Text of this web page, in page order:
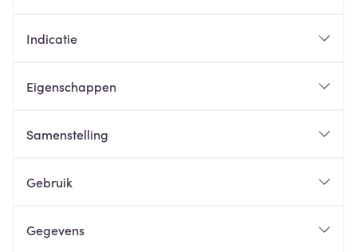
Indicatie
Eigenschappen
Samenstelling
Gebruik
Gegevens